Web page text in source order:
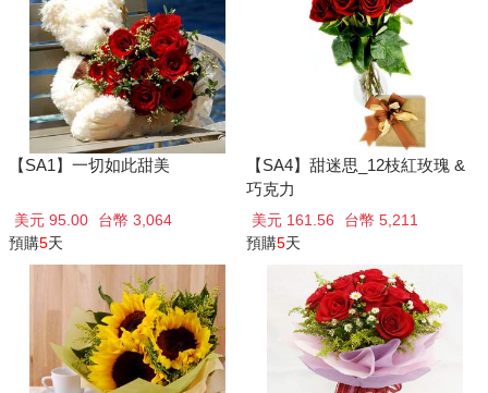
【SA1】一切如此甜美
美元 95.00
台幣 3,064
預購5天
【SA4】甜迷思_12枝紅玫瑰 &
巧克力
美元 161.56
台幣 5,211
預購5天